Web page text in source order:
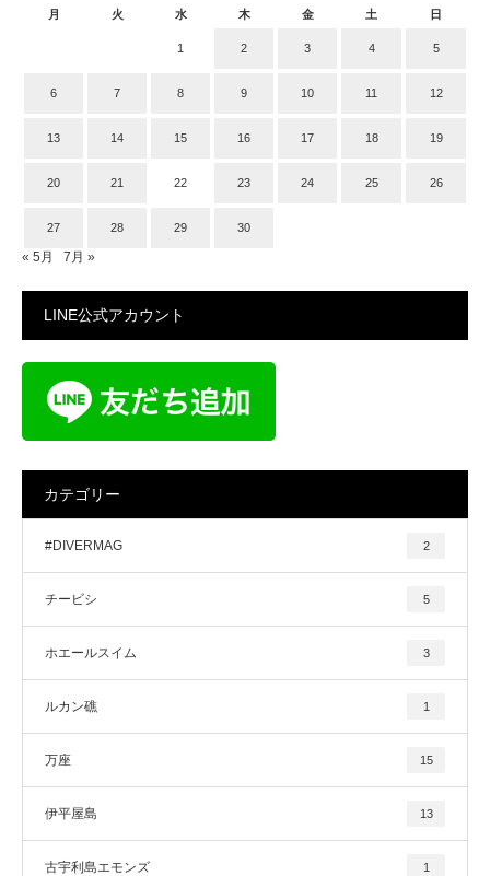
月
火 水 木 金 土 日
1 2 3 4 5
6 7 8 9 10 11 12
13 14 15 16 17 18 19
20 21 22 23 24 25 26
27 28 29 30
« 5月 7月 »
LINE公式アカウント
カテゴリー
#DIVERMAG 2
チービシ 5
ホエールスイム 3
ルカン礁 1
万座 15
伊平屋島 13
古宇利島エモンズ 1